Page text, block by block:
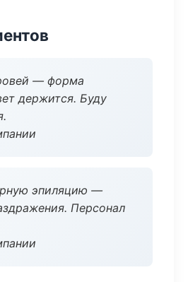
— форма
держится. Буду
эпиляцию —
Персонал